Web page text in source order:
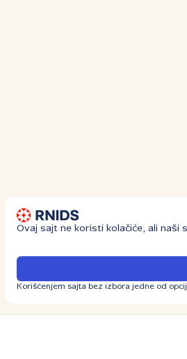
Ovaj sajt ne koristi kolačiće, ali naši
Korišćenjem sajta bez izbora jedne od